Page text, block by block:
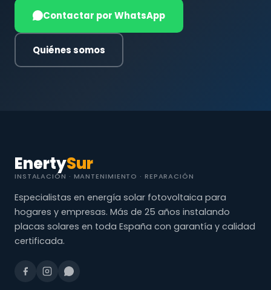
Contactar por WhatsApp
Quiénes somos
EnertySur
INSTALACIÓN · MANTENIMIENTO · REPARACIÓN
Especialistas en energía solar fotovoltaica para
hogares y empresas. Más de 25 años instalando
placas solares en toda España con garantía y calidad
certificada.